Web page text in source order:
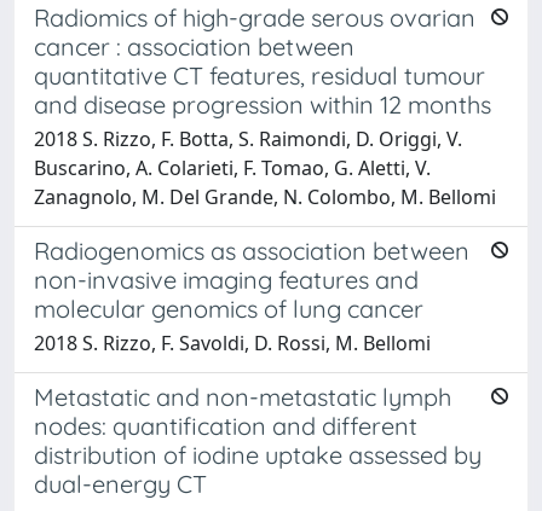
Radiomics of high-grade serous ovarian
cancer : association between
quantitative CT features, residual tumour
and disease progression within 12 months
2018 S. Rizzo, F. Botta, S. Raimondi, D. Origgi, V.
Buscarino, A. Colarieti, F. Tomao, G. Aletti, V.
Zanagnolo, M. Del Grande, N. Colombo, M. Bellomi
Radiogenomics as association between
non-invasive imaging features and
molecular genomics of lung cancer
2018 S. Rizzo, F. Savoldi, D. Rossi, M. Bellomi
Metastatic and non-metastatic lymph
nodes: quantification and different
distribution of iodine uptake assessed by
dual-energy CT